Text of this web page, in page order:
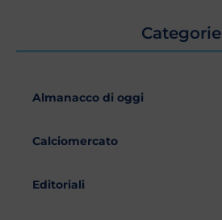
Categorie
Almanacco di oggi
Calciomercato
Editoriali